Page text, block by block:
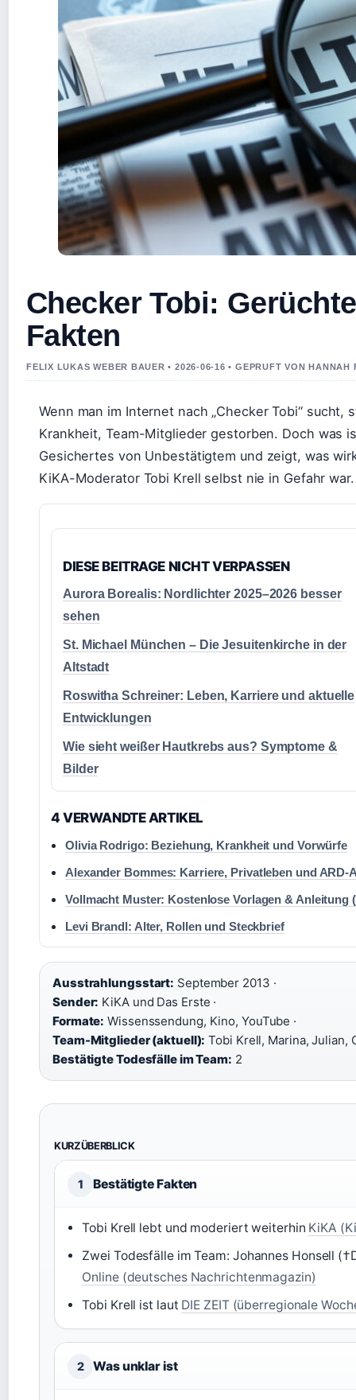
Checker Tobi:
Fakten
FELIX LUKAS WEBER BAUER • 2026-06-16 • GEPRUFT VON HANNAH
Wenn man im Internet nach „Checker Tobi“
Krankheit, Team-Mitglieder gestorben. Doch was
Gesichertes von Unbestätigtem und zeigt, was
KiKA-Moderator Tobi Krell selbst nie in Gefahr war.
DIESE BEITRAGE NICHT VERPASSEN
Aurora Borealis: Nordlichter 2025–2026 besser
sehen
St. Michael München – Die Jesuitenkirche in der
Altstadt
Roswitha Schreiner: Leben, Karriere und aktuelle
Entwicklungen
Wie sieht weißer Hautkrebs aus? Symptome &
Bilder
4 VERWANDTE ARTIKEL
Olivia Rodrigo: Beziehung, Krankheit und Vorwürfe
Alexander Bommes: Karriere, Privatleben und ARD-
Vollmacht Muster: Kostenlose Vorlagen & Anleitung
Levi Brandl: Alter, Rollen und Steckbrief
Ausstrahlungsstart: September 2013 ·
Sender: KiKA und Das Erste ·
Formate: Wissenssendung, Kino, YouTube ·
Team-Mitglieder (aktuell): Tobi Krell, Marina, Julian,
Bestätigte Todesfälle im Team: 2
KURZÜBERBLICK
1 Bestätigte Fakten
Tobi Krell lebt und moderiert weiterhin KiKA
Zwei Todesfälle im Team: Johannes Honsell
Online (deutsches Nachrichtenmagazin)
Tobi Krell ist laut DIE ZEIT (überregionale
2 Was unklar ist